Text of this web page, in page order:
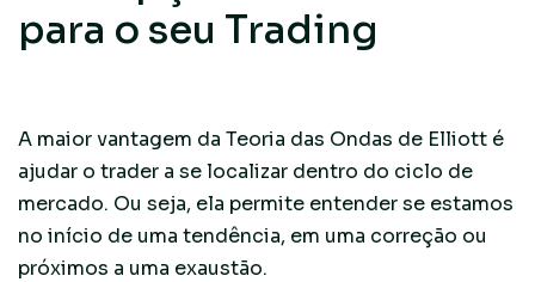
para o seu Trading
A maior vantagem da Teoria das Ondas de Elliott é
ajudar o trader a se localizar dentro do ciclo de
mercado. Ou seja, ela permite entender se estamos
no início de uma tendência, em uma correção ou
próximos a uma exaustão.